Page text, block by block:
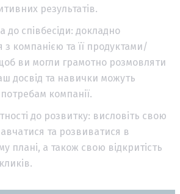
результатів.
до співбесіди: докладно
з компанією та її продуктами/
ви могли грамотно розмовляти
досвід та навички можуть
компанії.
до розвитку: висловіть свою
та розвиватися в
плані, а також свою відкритість